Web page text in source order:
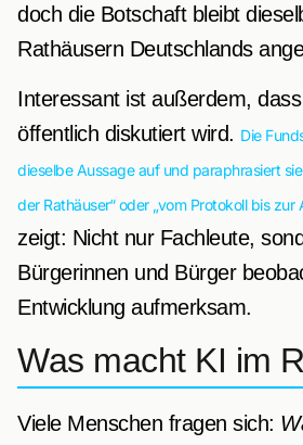
doch die Botschaft bleibt
Rathäusern Deutschlands
Interessant ist außerdem,
öffentlich diskutiert wird. Die
dieselbe Aussage auf und paraphrasiert
der Rathäuser“ oder „vom Protokoll bis zur
zeigt: Nicht nur Fachleute,
Bürgerinnen und Bürger
Entwicklung aufmerksam.
Was macht KI im
Viele Menschen fragen sich: